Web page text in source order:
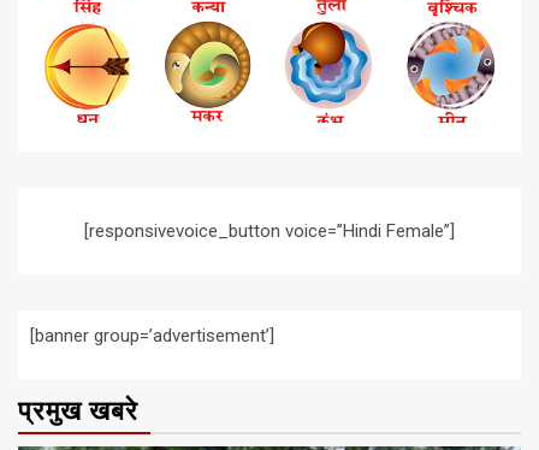
[responsivevoice_button voice=”Hindi Female”]
[banner group=’advertisement’]
प्रमुख खबरे